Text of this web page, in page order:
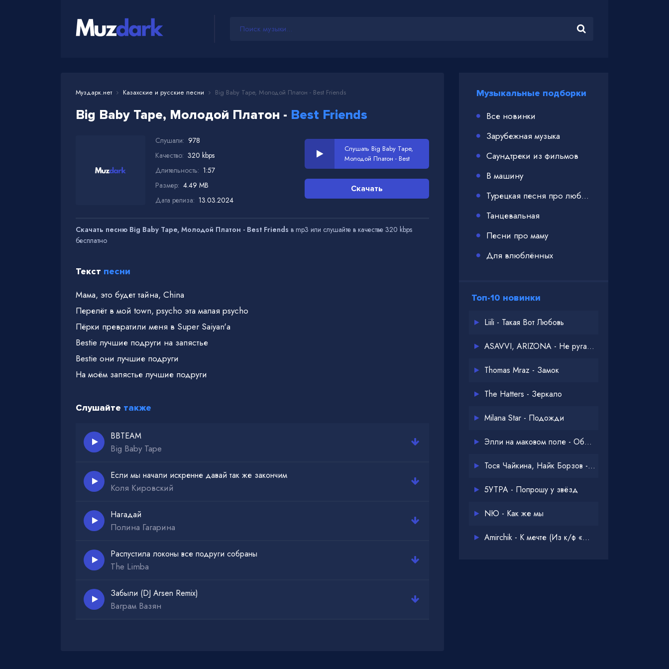
Муздарк.нет Казахские и русские песни Big Baby Tape, Молодой Платон - Best Friends
Big Baby Tape, Молодой Платон - Best Friends
Слушали: 978
Качество: 320 kbps
Длительность: 1:57
Размер: 4.49 MB
Дата релиза: 13.03.2024
Слушать Big Baby Tape,
Молодой Платон - Best
Friends
Скачать
Скачать песню Big Baby Tape, Молодой Платон - Best Friends в mp3 или слушайте в качестве 320 kbps
бесплатно
Текст песни
Мама, это будет тайна, China
Перелёт в мой town, psycho эта малая psycho
Пёрки превратили меня в Super Saiyan'а
Bestie лучшие подруги на запястье
Bestie они лучшие подруги
На моём запястье лучшие подруги
Слушайте также
BBTEAM
Big Baby Tape
Если мы начали искренне давай так же закончим
Коля Кировский
Нагадай
Полина Гагарина
Распустила локоны все подруги собраны
The Limba
Забыли (DJ Arsen Remix)
Ваграм Вазян
Музыкальные подборки
Все новинки
Зарубежная музыка
Саундтреки из фильмов
В машину
Турецкая песня про любовь
Танцевальная
Песни про маму
Для влюблённых
Топ-10 новинки
Liili - Такая Вот Любовь
ASAVVI, ARIZONA - Не ругайся
Thomas Mraz - Замок
The Hatters - Зеркало
Milana Star - Подожди
Элли на маковом поле - Обнимай
Тося Чайкина, Найк Борзов - Опять
5УТРА - Попрошу у звёзд
NЮ - Как же мы
Amirchik - К мечте (Из к/ф «Одна дома 3»)